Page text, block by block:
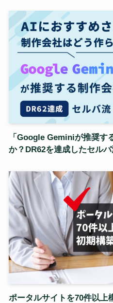
「Google Geminiが推奨す
か？DR62を達成したセル
ポータルサイトを70件以上